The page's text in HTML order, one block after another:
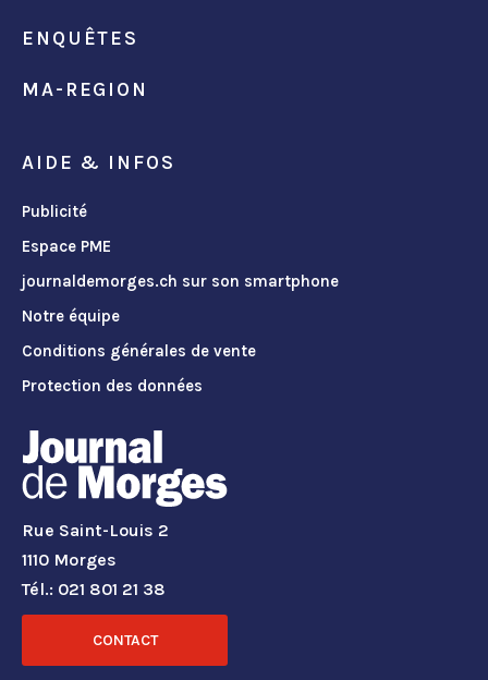
ENQUÊTES
MA-REGION
AIDE & INFOS
Publicité
Espace PME
journaldemorges.ch sur son smartphone
Notre équipe
Conditions générales de vente
Protection des données
Rue Saint-Louis 2
1110 Morges
Tél.: 021 801 21 38
CONTACT